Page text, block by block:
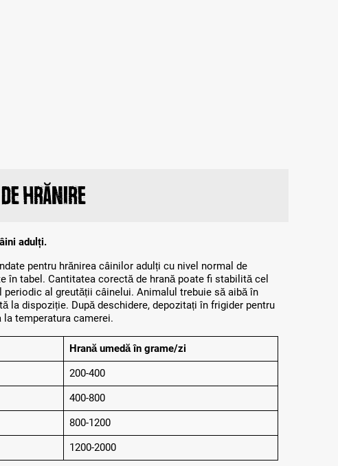
hrănire
adulți.
pentru hrănirea câinilor adulți cu nivel normal de
în tabel. Cantitatea corectă de hrană poate fi stabilită cel
periodic al greutății câinelui. Animalul trebuie să aibă în
la dispoziție. După deschidere, depozitați în frigider pentru
la temperatura camerei.
Hrană umedă în grame/zi
200-400
400-800
800-1200
1200-2000